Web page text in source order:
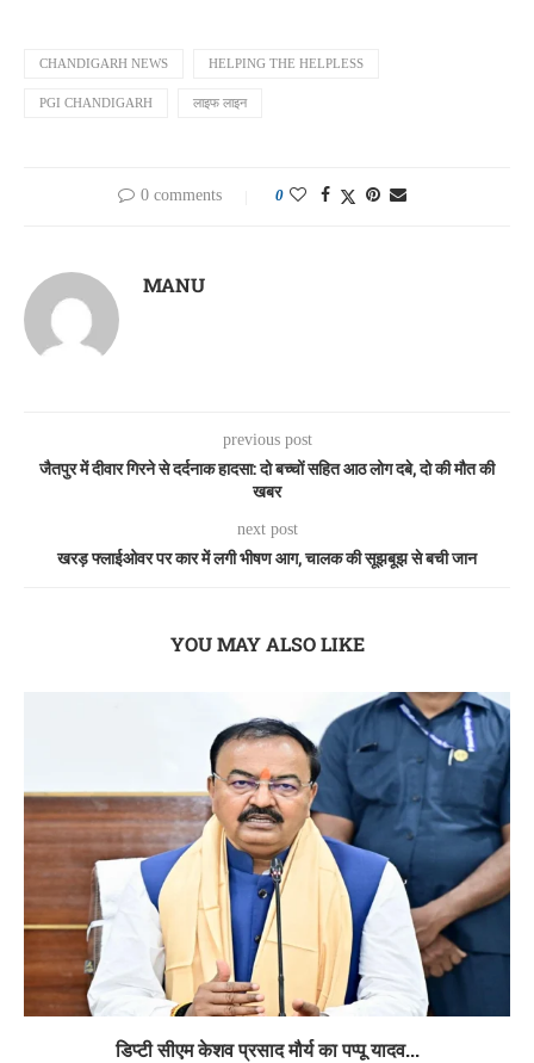
CHANDIGARH NEWS HELPING THE HELPLESS
PGI CHANDIGARH लाइफ लाइन
0 comments 0
MANU
previous post
जैतपुर में दीवार गिरने से दर्दनाक हादसा: दो बच्चों सहित आठ लोग दबे, दो की मौत की
खबर
next post
खरड़ फ्लाईओवर पर कार में लगी भीषण आग, चालक की सूझबूझ से बची जान
YOU MAY ALSO LIKE
डिप्टी सीएम केशव प्रसाद मौर्य का पप्पू यादव...